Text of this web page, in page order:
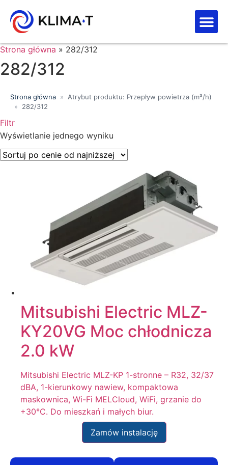
Strona główna » 282/312
282/312
Strona główna »
Atrybut produktu: Przepływ powietrza (m³/h)
»
282/312
Filtr
Wyszukiwanie tekstowe
Kategorie produktów
Klasa energetyczna
Wyświetlanie jednego wyniku
Mitsubishi Electric MLZ-
KY20VG Moc chłodnicza
2.0 kW
Mitsubishi Electric MLZ-KP 1-stronne – R32, 32/37
dBA, 1-kierunkowy nawiew, kompaktowa
maskownica, Wi-Fi MELCloud, WiFi, grzanie do
+30°C. Do mieszkań i małych biur.
Zamów instalację